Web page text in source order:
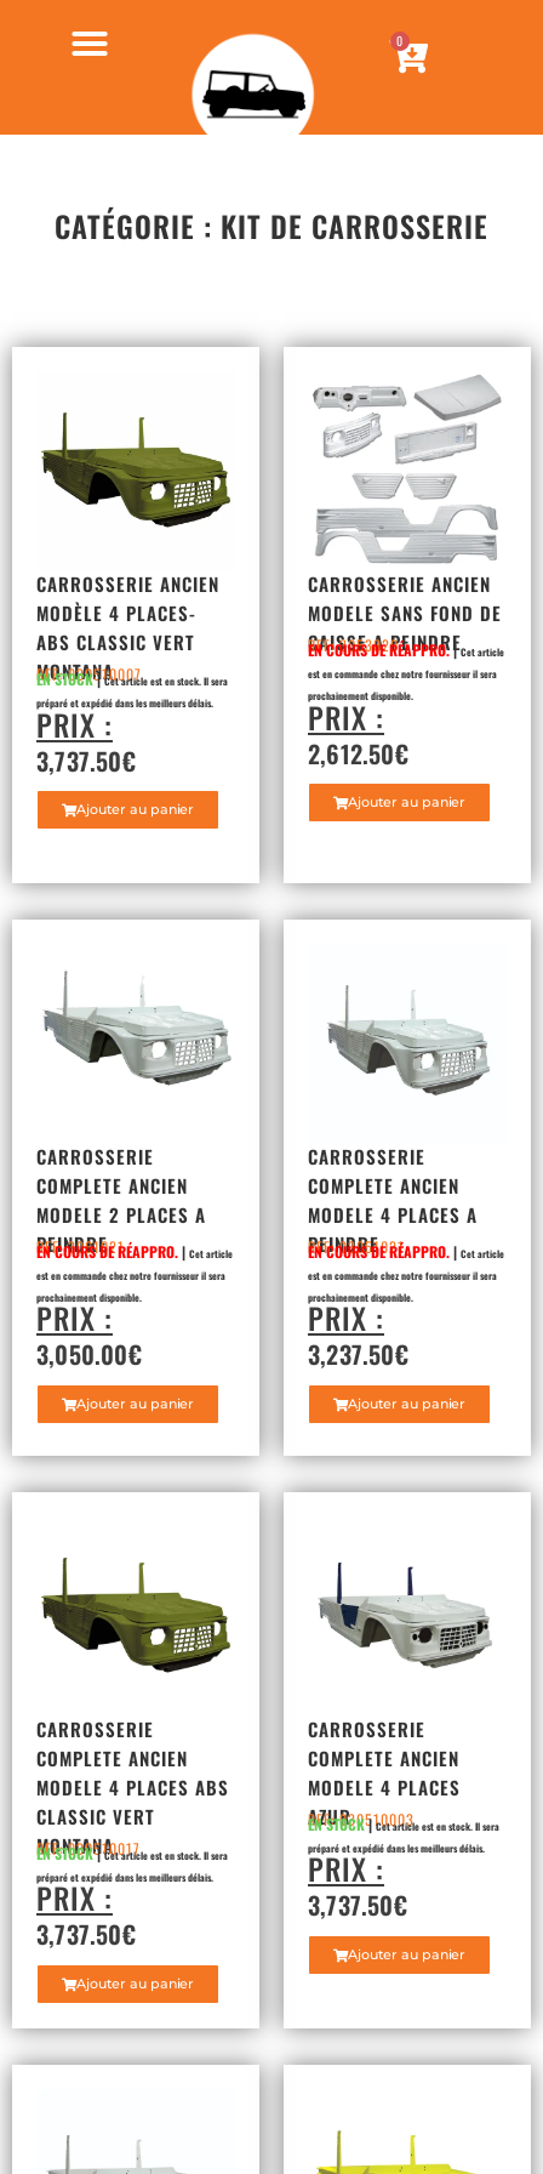
0
CATÉGORIE : KIT DE CARROSSERIE
CARROSSERIE ANCIEN
MODÈLE 4 PLACES-
ABS CLASSIC VERT
MONTANA
REF: 030510007
EN STOCK|Cet article est en stock. Il sera
préparé et expédié dans les meilleurs délais.
PRIX :
3,737.50€
Ajouter au panier
CARROSSERIE ANCIEN
MODELE SANS FOND DE
CAISSE A PEINDRE
REF: 3053020
EN COURS DE RÉAPPRO.|Cet article
est en commande chez notre fournisseur il sera
prochainement disponible.
PRIX :
2,612.50€
Ajouter au panier
CARROSSERIE
COMPLETE ANCIEN
MODELE 2 PLACES A
PEINDRE
REF: 3061021
EN COURS DE RÉAPPRO.| Cet article
est en commande chez notre fournisseur il sera
prochainement disponible.
PRIX :
3,050.00€
Ajouter au panier
CARROSSERIE
COMPLETE ANCIEN
MODELE 4 PLACES A
PEINDRE
REF: 03051021
EN COURS DE RÉAPPRO.| Cet article
est en commande chez notre fournisseur il sera
prochainement disponible.
PRIX :
3,237.50€
Ajouter au panier
CARROSSERIE
COMPLETE ANCIEN
MODELE 4 PLACES ABS
CLASSIC VERT
MONTANA
REF: 030510017
EN STOCK|Cet article est en stock. Il sera
préparé et expédié dans les meilleurs délais.
PRIX :
3,737.50€
Ajouter au panier
CARROSSERIE
COMPLETE ANCIEN
MODELE 4 PLACES
AZUR
REF: 030510003
EN STOCK|Cet article est en stock. Il sera
préparé et expédié dans les meilleurs délais.
PRIX :
3,737.50€
Ajouter au panier